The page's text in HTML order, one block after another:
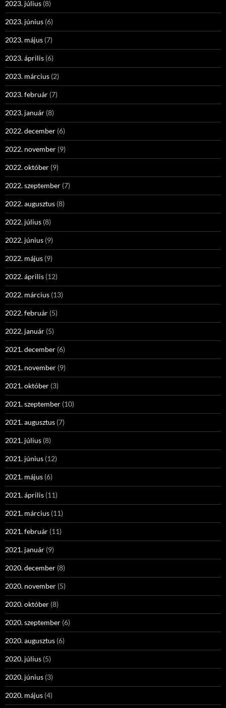
2023. július (8)
2023. június (6)
2023. május (7)
2023. április (6)
2023. március (2)
2023. február (7)
2023. január (8)
2022. december (6)
2022. november (9)
2022. október (9)
2022. szeptember (7)
2022. augusztus (8)
2022. július (8)
2022. június (9)
2022. május (9)
2022. április (12)
2022. március (13)
2022. február (5)
2022. január (5)
2021. december (6)
2021. november (9)
2021. október (3)
2021. szeptember (10)
2021. augusztus (7)
2021. július (8)
2021. június (12)
2021. május (6)
2021. április (11)
2021. március (11)
2021. február (11)
2021. január (9)
2020. december (8)
2020. november (5)
2020. október (8)
2020. szeptember (6)
2020. augusztus (6)
2020. július (5)
2020. június (3)
2020. május (4)